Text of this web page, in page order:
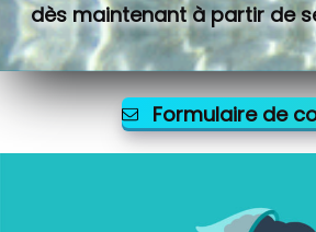
dès maintenant à partir de
Formulaire de